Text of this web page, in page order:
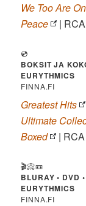
We Too Are
Peace
|
💿
BOKSIT JA
EURYTHMICS
FINNA.FI
Greatest Hits
Ultimate
Boxed
|
🎬📀📼
BLURAY • DVD
EURYTHMICS
FINNA.FI